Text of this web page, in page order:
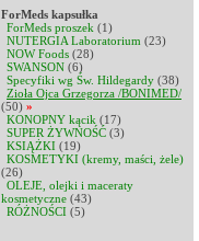
ForMeds kapsułka
ForMeds proszek (1)
NUTERGIA Laboratorium (23)
NOW Foods (28)
SWANSON (6)
Specyfiki wg Św. Hildegardy (38)
Zioła Ojca Grzegorza /BONIMED/
(50) »
KONOPNY kącik (17)
SUPER ŻYWNOŚĆ (3)
KSIĄŻKI (19)
KOSMETYKI (kremy, maści, żele)
(26)
OLEJE, olejki i maceraty
kosmetyczne (43)
RÓŻNOŚCI (5)